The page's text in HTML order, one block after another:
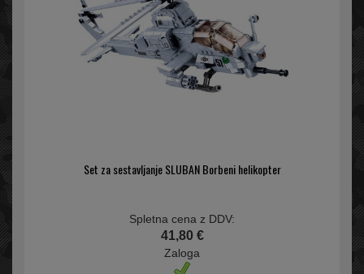
Set za sestavljanje SLUBAN Borbeni helikopter
Spletna cena z DDV:
41,80 €
Zaloga